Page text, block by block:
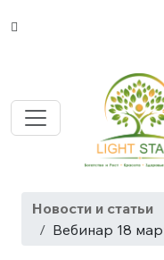
Новости и статьи
Вебинар 18 марта 2021 года.